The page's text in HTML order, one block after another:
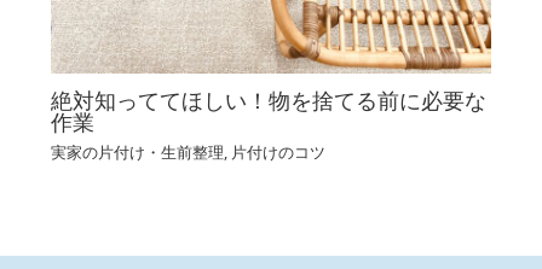
絶対知っててほしい！物を捨てる前に必要な
作業
実家の片付け・生前整理,片付けのコツ